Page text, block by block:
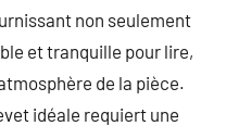
non seulement
et tranquille pour lire,
de la pièce.
idéale requiert une